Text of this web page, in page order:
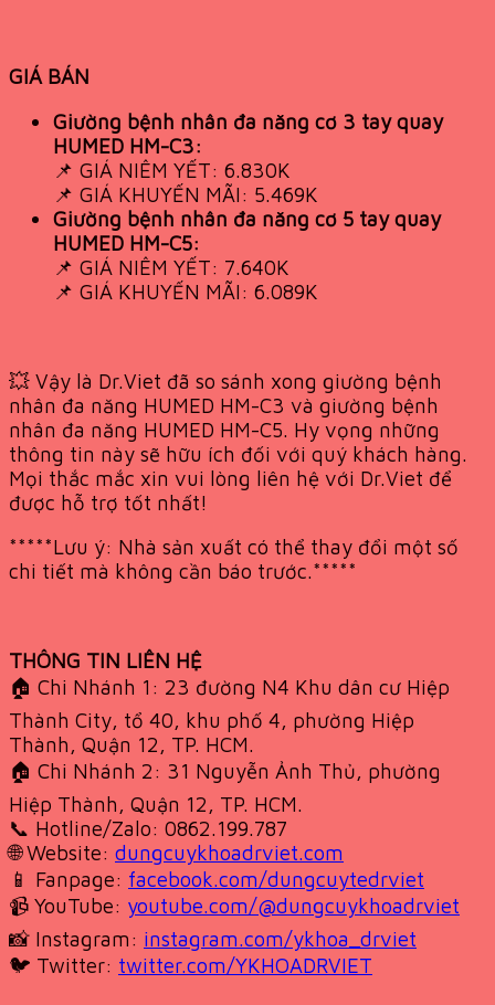
GIÁ BÁN
Giường bệnh nhân đa năng cơ 3 tay quay
HUMED HM-C3:
📌 GIÁ NIÊM YẾT: 6.830K
📌 GIÁ KHUYẾN MÃI: 5.469K
Giường bệnh nhân đa năng cơ 5 tay quay
HUMED HM-C5:
📌 GIÁ NIÊM YẾT: 7.640K
📌 GIÁ KHUYẾN MÃI: 6.089K
💥 Vậy là Dr.Viet đã so sánh xong giường bệnh
nhân đa năng HUMED HM-C3 và giường bệnh
nhân đa năng HUMED HM-C5. Hy vọng những
thông tin này sẽ hữu ích đối với quý khách hàng.
Mọi thắc mắc xin vui lòng liên hệ với Dr.Viet để
được hỗ trợ tốt nhất!
*****Lưu ý: Nhà sản xuất có thể thay đổi một số
chi tiết mà không cần báo trước.*****
THÔNG TIN LIÊN HỆ
🏠 Chi Nhánh 1: 23 đường N4 Khu dân cư Hiệp
Thành City, tổ 40, khu phố 4, phường Hiệp
Thành, Quận 12, TP. HCM.
🏠 Chi Nhánh 2: 31 Nguyễn Ảnh Thủ, phường
Hiệp Thành, Quận 12, TP. HCM.
📞 Hotline/Zalo: 0862.199.787
🌐 Website: dungcuykhoadrviet.com
📱 Fanpage: facebook.com/dungcuytedrviet
📹 YouTube: youtube.com/@dungcuykhoadrviet
📸 Instagram: instagram.com/ykhoa_drviet
🐦 Twitter: twitter.com/YKHOADRVIET